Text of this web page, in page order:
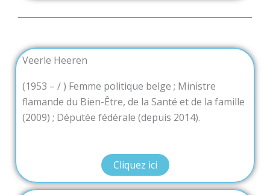
Veerle Heeren
(1953 – / ) Femme politique belge ; Ministre
flamande du Bien-Être, de la Santé et de la famille
(2009) ; Députée fédérale (depuis 2014).
Cliquez ici